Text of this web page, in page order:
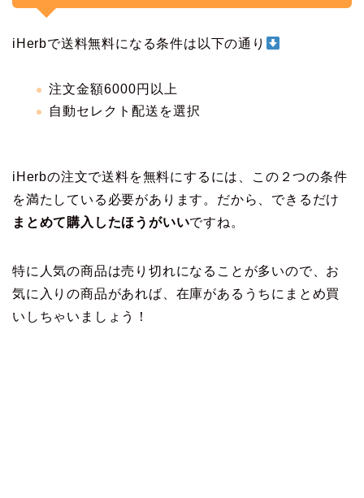
iHerbで送料無料になる条件は以下の通り
注文金額6000円以上
自動セレクト配送を選択
iHerbの注文で送料を無料にするには、この２つの条件
を満たしている必要があります。だから、できるだけ
まとめて購入したほうがいいですね。
特に人気の商品は売り切れになることが多いので、お
気に入りの商品があれば、在庫があるうちにまとめ買
いしちゃいましょう！